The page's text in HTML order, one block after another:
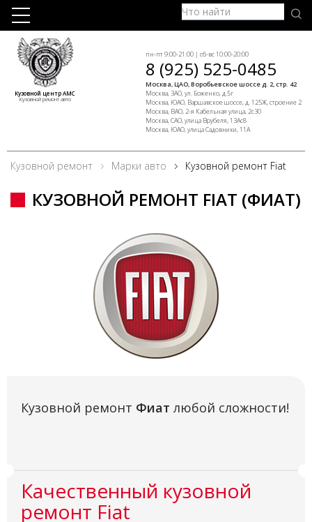
Кузовной центр АМС
Кузовной ремонт авто
пн-пт 9:00-21:00 | сб-вс 10:00-20:00
8 (925) 525-0485
Москва, ЦАО, Воробьевское шоссе д. 2, стр. 42
Москва, ЗАО, ул. Боженко, д.5г
Москва, ЮАО, Варшавское шоссе, д. 125Ж, строение 2
Москва, ВАО, 2-я Кабельная улица, 2с30
Москва, САО, улица Врубеля, 13Ас8
Москва, ЮАО, улица Садовники, 11А
Кузовной ремонт Марки авто Кузовной ремонт Fiat
КУЗОВНОЙ РЕМОНТ FIAT (ФИАТ)
Кузовной ремонт Фиат любой сложности!
Качественный кузовной
ремонт Fiat